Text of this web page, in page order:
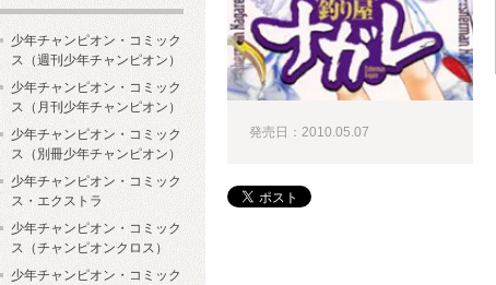
発売日：2010.05.07
少年チャンピオン・コミック
ス（週刊少年チャンピオン）
少年チャンピオン・コミック
ス（月刊少年チャンピオン）
少年チャンピオン・コミック
ス（別冊少年チャンピオン）
少年チャンピオン・コミック
ス・エクストラ
少年チャンピオン・コミック
ス（チャンピオンクロス）
少年チャンピオン・コミック